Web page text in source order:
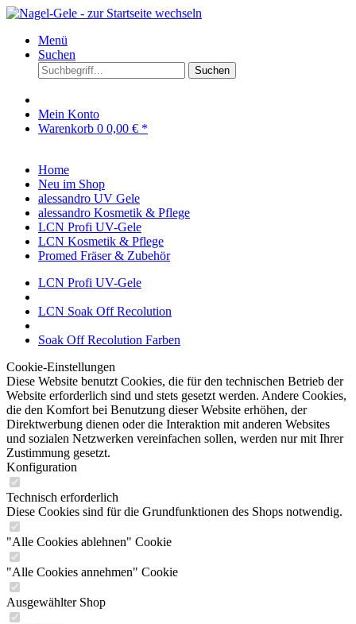
Menü
Suchen
Suchen
Mein Konto
Warenkorb 0 0,00 € *
Home
Neu im Shop
alessandro UV Gele
alessandro Kosmetik & Pflege
LCN Profi UV-Gele
LCN Kosmetik & Pflege
Promed Fräser & Zubehör
LCN Profi UV-Gele
LCN Soak Off Recolution
Soak Off Recolution Farben
Cookie-Einstellungen
Diese Website benutzt Cookies, die für den technischen Betrieb der
Website erforderlich sind und stets gesetzt werden. Andere Cookies,
die den Komfort bei Benutzung dieser Website erhöhen, der
Direktwerbung dienen oder die Interaktion mit anderen Websites
und sozialen Netzwerken vereinfachen sollen, werden nur mit Ihrer
Zustimmung gesetzt.
Konfiguration
Technisch erforderlich
Diese Cookies sind für die Grundfunktionen des Shops notwendig.
"Alle Cookies ablehnen" Cookie
"Alle Cookies annehmen" Cookie
Ausgewählter Shop